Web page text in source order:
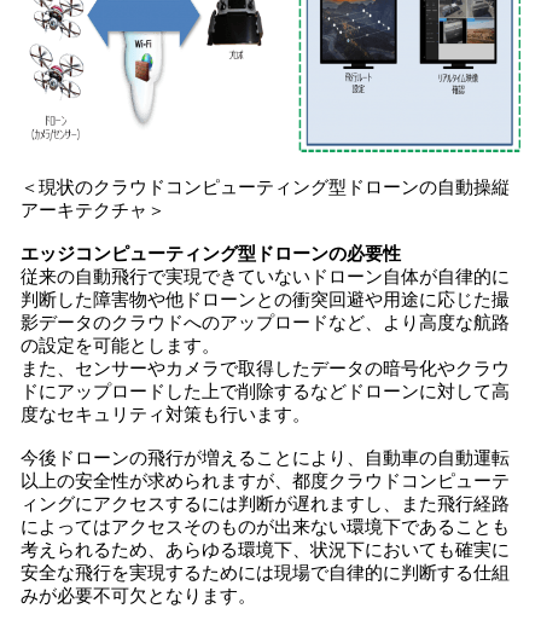
＜現状のクラウドコンピューティング型ドローンの自動操縦
アーキテクチャ＞
エッジコンピューティング型ドローンの必要性
従来の自動飛行で実現できていないドローン自体が自律的に
判断した障害物や他ドローンとの衝突回避や用途に応じた撮
影データのクラウドへのアップロードなど、より高度な航路
の設定を可能とします。
また、センサーやカメラで取得したデータの暗号化やクラウ
ドにアップロードした上で削除するなどドローンに対して高
度なセキュリティ対策も行います。
今後ドローンの飛行が増えることにより、自動車の自動運転
以上の安全性が求められますが、都度クラウドコンピューテ
ィングにアクセスするには判断が遅れますし、また飛行経路
によってはアクセスそのものが出来ない環境下であることも
考えられるため、あらゆる環境下、状況下においても確実に
安全な飛行を実現するためには現場で自律的に判断する仕組
みが必要不可欠となります。